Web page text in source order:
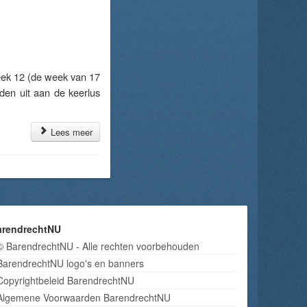
12 (de week van 17
uit aan de keerlus
Lees meer
BarendrechtNU - Alle rechten voorbehouden
logo's en banners
BarendrechtNU
Voorwaarden BarendrechtNU